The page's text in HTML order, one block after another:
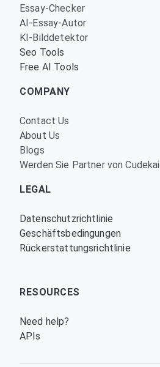
Essay-Checker
AI-Essay-Autor
KI-Bilddetektor
Seo Tools
Free AI Tools
COMPANY
Contact Us
About Us
Blogs
Werden Sie Partner von Cudekai
LEGAL
Datenschutzrichtlinie
Geschäftsbedingungen
Rückerstattungsrichtlinie
RESOURCES
Need help?
APIs